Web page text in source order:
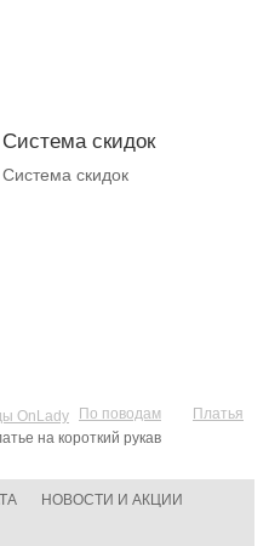
Система скидок
Система скидок
По поводам
Платья
на короткий рукав
НОВОСТИ И АКЦИИ